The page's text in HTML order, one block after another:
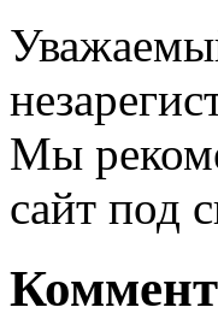
Мы
сайт под